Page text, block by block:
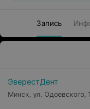
Запись
ЭверестДент
Минск, ул. Одоевского,